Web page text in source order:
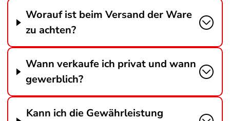
Worauf ist beim Versand der Ware
zu achten?
Wann verkaufe ich privat und wann
gewerblich?
Kann ich die Gewährleistung